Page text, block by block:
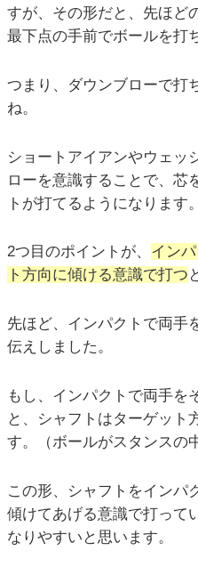
すが、その形だと、先ほど
最下点の手前でボールを打
つまり、ダウンブローで打
ね。
ショートアイアンやウェッ
ローを意識することで、芯
トが打てるようになります。
2つ目のポイントが、 イン
ト方向に傾ける意識で打つ
先ほど、インパクトで両手
伝えしました。
もし、インパクトで両手を
と、シャフトはターゲット
す。（ボールがスタンスの
この形、シャフトをインパ
傾けてあげる意識で打って
なりやすいと思います。